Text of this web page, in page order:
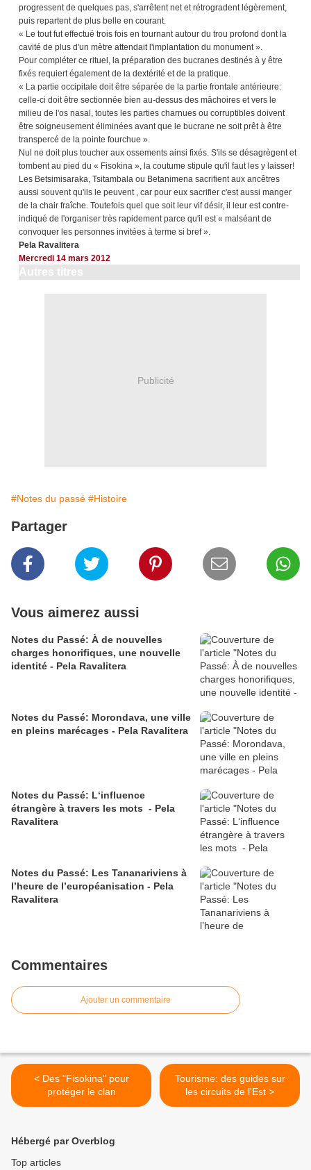
progressent de quelques pas, s'arrêtent net et rétrogradent légèrement,
puis repartent de plus belle en courant.
« Le tout fut effectué trois fois en tournant autour du trou profond dont la
cavité de plus d'un mètre attendait l'implantation du monument ».
Pour compléter ce rituel, la préparation des bucranes destinés à y être
fixés requiert également de la dextérité et de la pratique.
« La partie occipitale doit être séparée de la partie frontale antérieure:
celle-ci doit être sectionnée bien au-dessus des mâchoires et vers le
milieu de l'os nasal, toutes les parties charnues ou corruptibles doivent
être soigneusement éliminées avant que le bucrane ne soit prêt à être
transpercé de la pointe fourchue ».
Nul ne doit plus toucher aux ossements ainsi fixés. S'ils se désagrègent et
tombent au pied du « Fisokina », la coutume stipule qu'il faut les y laisser!
Les Betsimisaraka, Tsitambala ou Betanimena sacrifient aux ancêtres
aussi souvent qu'ils le peuvent , car pour eux sacrifier c'est aussi manger
de la chair fraîche. Toutefois quel que soit leur vif désir, il leur est contre-
indiqué de l'organiser très rapidement parce qu'il est « malséant de
convoquer les personnes invitées à terme si bref ».
Pela Ravalitera
Mercredi 14 mars 2012
Autres titres
Publicité
#Notes du passé #Histoire
Partager
Vous aimerez aussi
Notes du Passé: À de nouvelles
charges honorifiques, une nouvelle
identité - Pela Ravalitera
Notes du Passé: Morondava, une ville
en pleins marécages - Pela Ravalitera
Notes du Passé: L‘influence
étrangère à travers les mots - Pela
Ravalitera
Notes du Passé: Les Tananariviens à
l’heure de l’européanisation - Pela
Ravalitera
Commentaires
Ajouter un commentaire
< Des "Fisokina" pour
protéger le clan
Tourisme: des guides sur
les circuits de l'Est >
Hébergé par Overblog
Top articles